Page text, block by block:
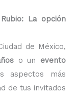
La opción
de México,
o un evento
aspectos más
de tus invitados